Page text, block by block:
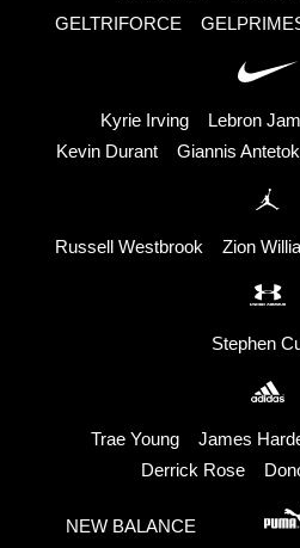
GELTRIFORCE
Kyrie Irving Lebron
Kevin Durant
Giannis
Russell Westbrook Zion
Stephen
Trae Young James
Derrick Rose
NEW BALANCE